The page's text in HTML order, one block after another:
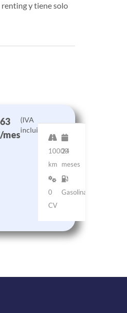
renting y tiene solo
mes
(IVA
incluido)
10000
km
24
meses
0
CV
Gasolina